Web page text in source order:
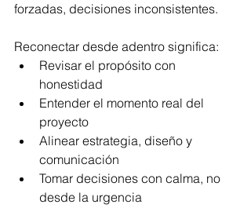
forzadas, decisiones inconsistentes.
Reconectar desde adentro significa:
Revisar el propósito con
honestidad
Entender el momento real del
proyecto
Alinear estrategia, diseño y
comunicación
Tomar decisiones con calma, no
desde la urgencia